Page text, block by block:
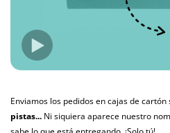
Enviamos los pedidos en cajas de
pistas... Ni siquiera aparece nuestro